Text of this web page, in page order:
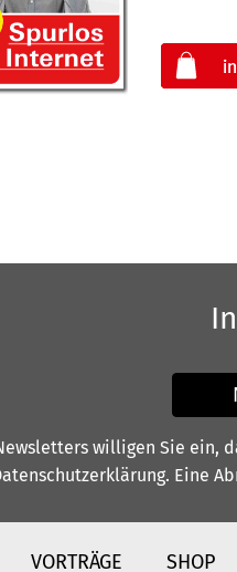
willigen Sie ein,
. Eine
VORTRÄGE SHOP